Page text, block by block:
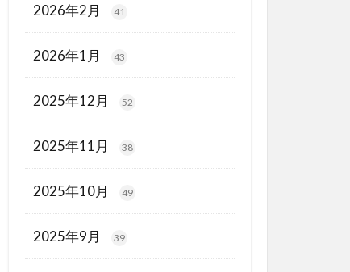
2026年2月 41
2026年1月 43
2025年12月 52
2025年11月 38
2025年10月 49
2025年9月 39